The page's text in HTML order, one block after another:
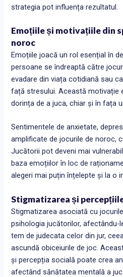
strategia pot influența rezultatul.
Emoțiile și motivațiile din
noroc
Emoțiile joacă un rol esențial în
persoane se îndreaptă către
evadare din viața cotidiană sau
față stresului. Această motivație
dorința de a juca, chiar și în fața
Sentimentele de anxietate,
amplificate de jocurile de noroc,
Jucătorii pot deveni mai
baza emoțiilor în loc de
alegeri mai puțin înțelepte și la o
Stigmatizarea și
Stigmatizarea asociată cu
psihologia jucătorilor, afectându-
tem de judecata celor din jur,
ascundă obiceiurile de joc.
și percepția socială poate crea
afectând sănătatea mentală a